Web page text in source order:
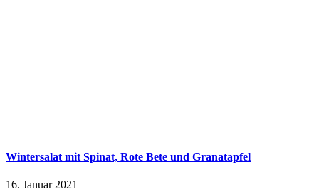
Wintersalat mit Spinat, Rote Bete und Granatapfel
16. Januar 2021